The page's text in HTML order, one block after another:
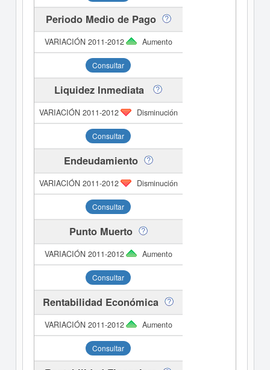
Periodo Medio de Pago
Aumento
Consultar
Liquidez Inmediata
Disminución
Consultar
Endeudamiento
Disminución
Consultar
Punto Muerto
Aumento
Consultar
Rentabilidad Económica
Aumento
Consultar